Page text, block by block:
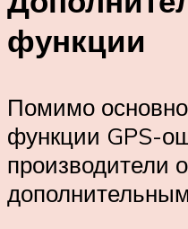
функции
Помимо
функции GPS-
производители